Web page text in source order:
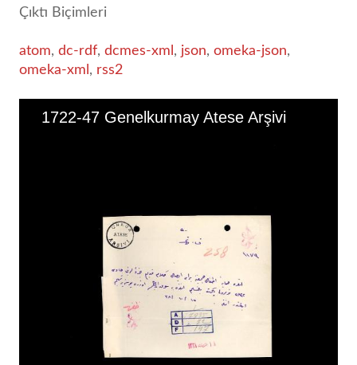
Çıktı Biçimleri
atom, dc-rdf, dcmes-xml , json, omeka-json,
omeka-xml , rss2